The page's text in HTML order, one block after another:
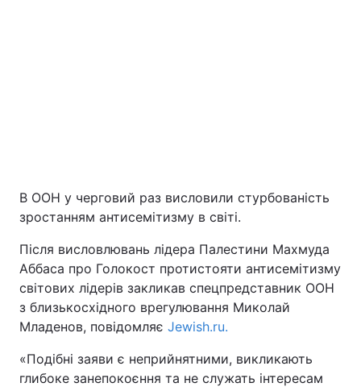
Дніпро Харків
Одеса
Спорт Наука
Техно і зв'язок Лайт
В ООН у черговий раз висловили стурбованість
зростанням антисемітизму в світі.
Після висловлювань лідера Палестини Махмуда
Аббаса про Голокост протистояти антисемітизму
світових лідерів закликав спецпредставник ООН
з близькосхідного врегулювання Миколай
Младенов, повідомляє Jewish.ru.
«Подібні заяви є неприйнятними, викликають
глибоке занепокоєння та не служать інтересам